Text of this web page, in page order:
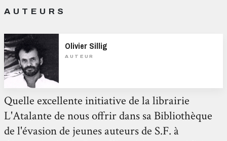
AUTEURS
Olivier Sillig
AUTEUR
Quelle excellente initiative de la librairie
L'Atalante de nous offrir dans sa Bibliothèque
de l'évasion de jeunes auteurs de S.F. à